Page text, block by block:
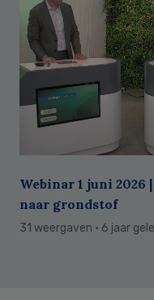
Webinar 1 juni 2026
naar grondstof
31 weergaven · 6 jaar